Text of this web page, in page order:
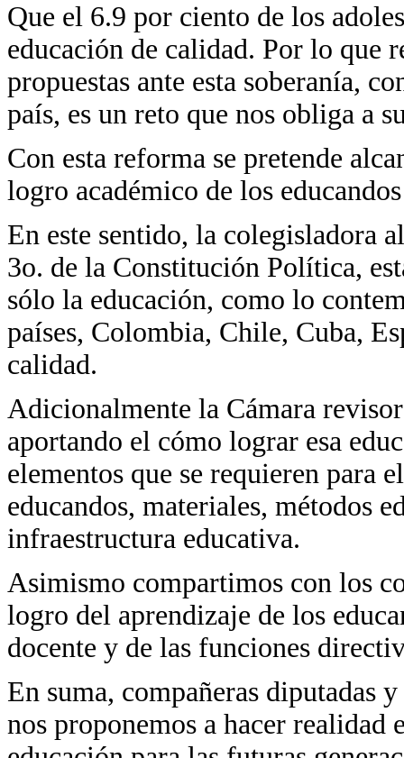
Que el 6.9 por ciento de los
educación de calidad. Por lo que
propuestas ante esta soberanía,
país, es un reto que nos obliga a
Con esta reforma se pretende
logro académico de los
En este sentido, la colegisladora
3o. de la Constitución Política,
sólo la educación, como lo
países, Colombia, Chile, Cuba,
calidad.
Adicionalmente la Cámara
aportando el cómo lograr esa
elementos que se requieren para
educandos, materiales, métodos
infraestructura educativa.
Asimismo compartimos con los
logro del aprendizaje de los
docente y de las funciones
En suma, compañeras diputadas
nos proponemos a hacer realidad